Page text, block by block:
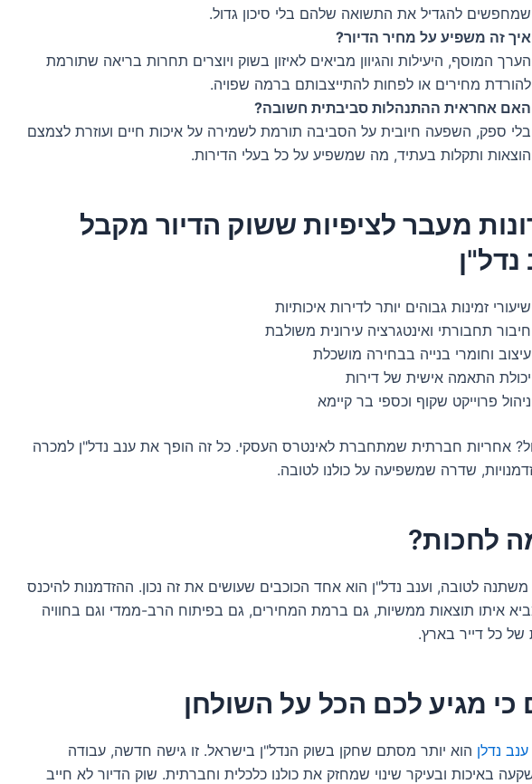
שמחפשים להגדיל את התשואה שלהם בלי סיכון גדול.
איך זה משפיע על מחיר הדיור?
הערך המוסף, היעילות והגיוון מביאים לאיזון בשוק ויוצרים תחרות בריאה שתורמת
להורדת מחירים או לפחות להתייצבותם ברמה שפויה.
האם אחראית ההתנהלות סביבתית חשובה?
בלי ספק, השפעה חיובית על הסביבה תורמת לשמירה על איכות חיים ועוזרת לצמצם
הוצאות ותקלות בעתיד, מה שמשפיע על כל בעלי הדירות.
מעבר לציפיות ששוק הדיור מקבל
שיעורי זמינות גבוהים יותר לדירות איכותיות
חיבור תחבורתי ואינטגרציה עירונית משולבת
עיצוב וחומרי בנייה בבחירה מושכלת
יכולת התאמה אישית של דירות
ניהול פרוייקט שקוף וכספי בר קיימא
אחריות חברתית שמתחברת לאינטרס העסקי. כל זה הופך את ענב נדל"ן למכרה
שדרה שמשפיעה על כולנו לטובה.
לחכות?
משתנה לטובה, וענב נדל"ן הוא אחד הכוכבים שעושים את זה נכון. ההזדמנות להיכנס
איתו תוצאות ממשיות, גם ברמת המחירים, גם בפיתוח הרב-ממדי וגם בחוויה
של כל דייר בארץ.
כי מגיע לכם הכל על השולחן
ענב נדלן הוא יותר מסתם שחקן בשוק הנדל"ן בישראל. זו גישה חדשה, עבודה
באיכות ובעיקר שינוי שמחזק את כולנו כלכלית וחברתית. שוק הדיור לא חייב